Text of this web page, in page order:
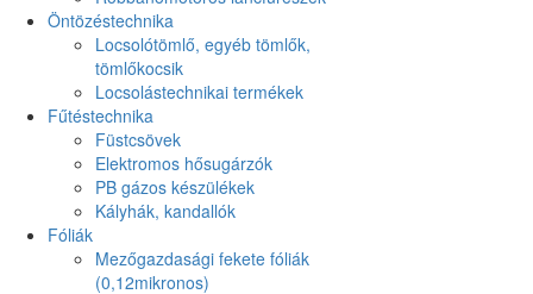
Öntözéstechnika
Locsolótömlő, egyéb tömlők,
tömlőkocsik
Locsolástechnikai termékek
Fűtéstechnika
Füstcsövek
Elektromos hősugárzók
PB gázos készülékek
Kályhák, kandallók
Fóliák
Mezőgazdasági fekete fóliák
(0,12mikronos)